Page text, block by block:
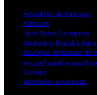
Actualités de Kairouan
Kairouan
Liste Votre Entreprise
Marketing Digital à
Boutique Artisanale de
التونسية للعلوم الشرعية
Contact
immobilier a kairouan